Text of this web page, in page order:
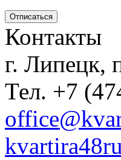
Контакты
г. Липецк,
Тел. +7
kvartira48ru